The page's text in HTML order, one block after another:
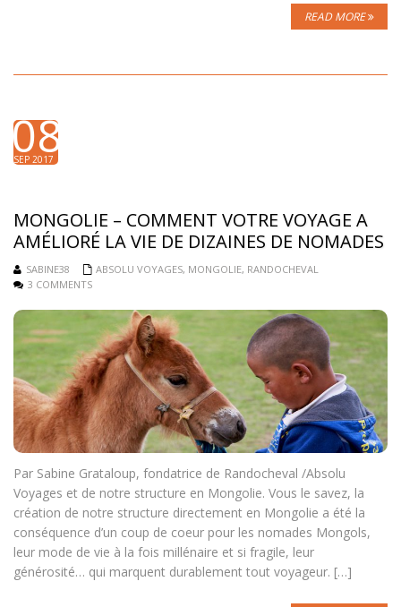
READ MORE
08
SEP 2017
MONGOLIE – COMMENT VOTRE VOYAGE A
AMÉLIORÉ LA VIE DE DIZAINES DE NOMADES
SABINE38 ABSOLU VOYAGES, MONGOLIE, RANDOCHEVAL
3 COMMENTS
Par Sabine Grataloup, fondatrice de Randocheval /Absolu
Voyages et de notre structure en Mongolie. Vous le savez, la
création de notre structure directement en Mongolie a été la
conséquence d’un coup de coeur pour les nomades Mongols,
leur mode de vie à la fois millénaire et si fragile, leur
générosité… qui marquent durablement tout voyageur. […]